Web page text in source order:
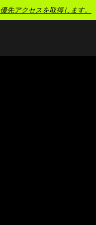
優先アクセスを取得します。